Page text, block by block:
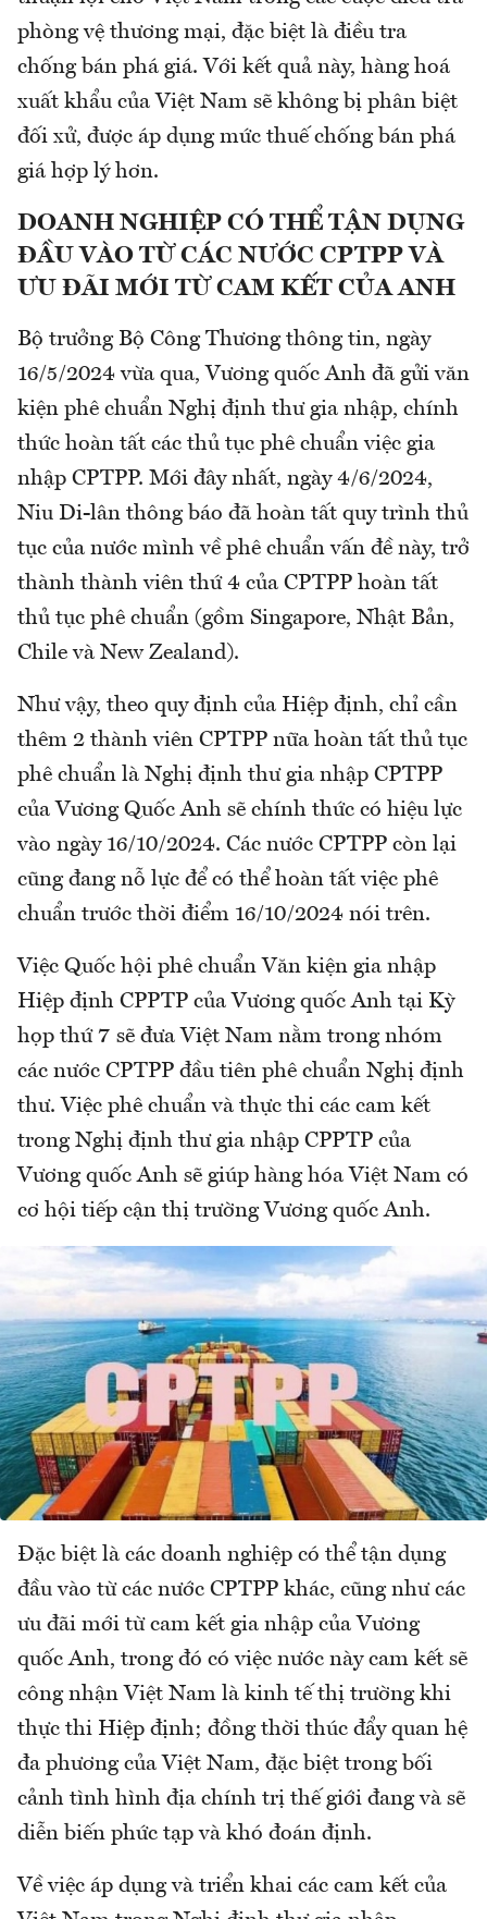
phòng vệ thương mại, đặc biệt là điều tra
chống bán phá giá. Với kết quả này, hàng hoá
xuất khẩu của Việt Nam sẽ không bị phân biệt
đối xử, được áp dụng mức thuế chống bán phá
giá hợp lý hơn.
DOANH NGHIỆP CÓ THỂ TẬN DỤNG
ĐẦU VÀO TỪ CÁC NƯỚC CPTPP VÀ
ƯU ĐÃI MỚI TỪ CAM KẾT CỦA ANH
Bộ trưởng Bộ Công Thương thông tin, ngày
16/5/2024 vừa qua, Vương quốc Anh đã gửi văn
kiện phê chuẩn Nghị định thư gia nhập, chính
thức hoàn tất các thủ tục phê chuẩn việc gia
nhập CPTPP. Mới đây nhất, ngày 4/6/2024,
Niu Di-lân thông báo đã hoàn tất quy trình thủ
tục của nước mình về phê chuẩn vấn đề này, trở
thành thành viên thứ 4 của CPTPP hoàn tất
thủ tục phê chuẩn (gồm Singapore, Nhật Bản,
Chile và New Zealand).
Như vậy, theo quy định của Hiệp định, chỉ cần
thêm 2 thành viên CPTPP nữa hoàn tất thủ tục
phê chuẩn là Nghị định thư gia nhập CPTPP
của Vương Quốc Anh sẽ chính thức có hiệu lực
vào ngày 16/10/2024. Các nước CPTPP còn lại
cũng đang nỗ lực để có thể hoàn tất việc phê
chuẩn trước thời điểm 16/10/2024 nói trên.
Việc Quốc hội phê chuẩn Văn kiện gia nhập
Hiệp định CPPTP của Vương quốc Anh tại Kỳ
họp thứ 7 sẽ đưa Việt Nam nằm trong nhóm
các nước CPTPP đầu tiên phê chuẩn Nghị định
thư. Việc phê chuẩn và thực thi các cam kết
trong Nghị định thư gia nhập CPPTP của
Vương quốc Anh sẽ giúp hàng hóa Việt Nam có
cơ hội tiếp cận thị trường Vương quốc Anh.
Đặc biệt là các doanh nghiệp có thể tận dụng
đầu vào từ các nước CPTPP khác, cũng như các
ưu đãi mới từ cam kết gia nhập của Vương
quốc Anh, trong đó có việc nước này cam kết sẽ
công nhận Việt Nam là kinh tế thị trường khi
thực thi Hiệp định; đồng thời thúc đẩy quan hệ
đa phương của Việt Nam, đặc biệt trong bối
cảnh tình hình địa chính trị thế giới đang và sẽ
diễn biến phức tạp và khó đoán định.
Về việc áp dụng và triển khai các cam kết của